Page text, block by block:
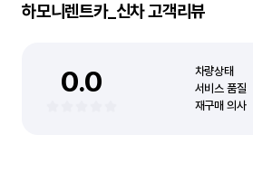
하모니렌트카_신차고객리뷰
0.0 차량상태
서비스 품질
재구매 의사